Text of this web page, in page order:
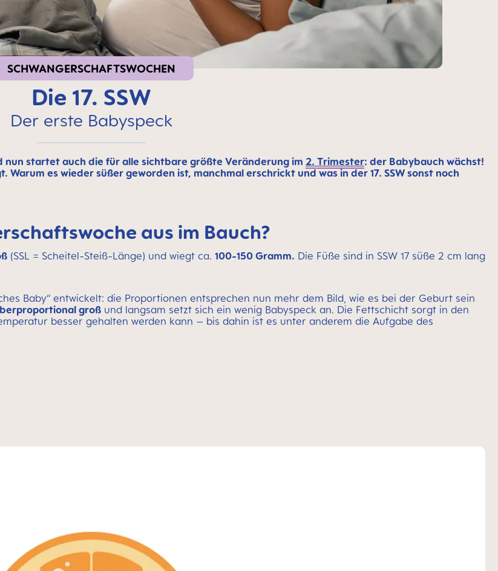
SCHWANGERSCHAFTSWOCHEN
Die 17. SSW
Der erste Babyspeck
startet auch die für alle sichtbare größte Veränderung im 2. Trimester: der Babybauch wächst!
es wieder süßer geworden ist, manchmal erschrickt und was in der 17. SSW sonst noch
aus im Bauch?
(SSL = Scheitel-Steiß-Länge) und wiegt ca. 100-150 Gramm. Die Füße sind in SSW 17 süße 2 cm lang
Baby“ entwickelt: die Proportionen entsprechen nun mehr dem Bild, wie es bei der Geburt sein
groß und langsam setzt sich ein wenig Babyspeck an. Die Fettschicht sorgt in den
besser gehalten werden kann – bis dahin ist es unter anderem die Aufgabe des